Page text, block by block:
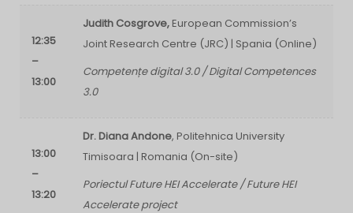
12:35
–
13:00
Judith Cosgrove, European Commission’s
Joint Research Centre (JRC) | Spania (Online)
Competențe digital 3.0 / Digital Competences
3.0
13:00
–
13:20
Dr. Diana Andone, Politehnica University
Timisoara | Romania (On-site)
Poriectul Future HEI Accelerate / Future HEI
Accelerate project